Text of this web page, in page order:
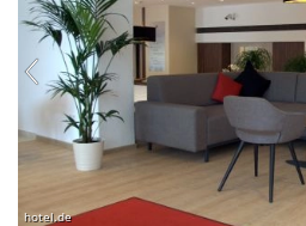
hotel.de